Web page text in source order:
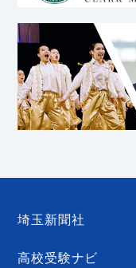
埼玉新聞社
高校受験ナビ